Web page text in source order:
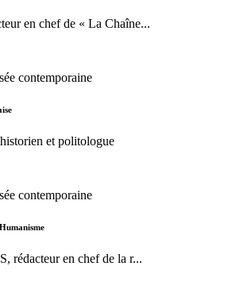
en chef de « La Chaîne...
contemporaine
et politologue
contemporaine
rédacteur en chef de la r...